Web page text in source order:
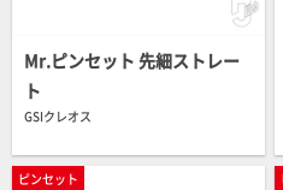
Mr.ピンセット 先細ストレー
ト
GSIクレオス
ピンセット